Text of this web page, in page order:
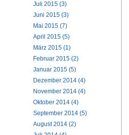
Juli 2015 (3)
Juni 2015 (3)
Mai 2015 (7)
April 2015 (5)
März 2015 (1)
Februar 2015 (2)
Januar 2015 (5)
Dezember 2014 (4)
November 2014 (4)
Oktober 2014 (4)
September 2014 (5)
August 2014 (2)